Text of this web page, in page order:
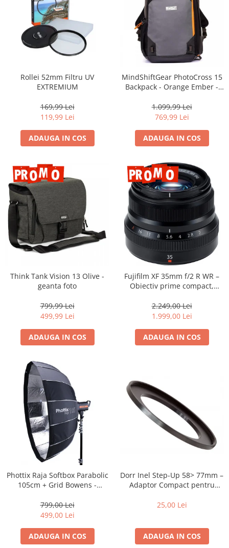
Camere Video Cinematice
Camere video de actiune
Accesorii camere video de actiune
Accesorii drone
Acumulatori camere video
Lampi video
Stabilizatoare (Gimbal) / Steady
Huse Protectie / Ploaie camere
Camere Video Cinematice
Drone
Slider
Camere Video Compacte
Trepiede si monopiede
Trepiede foto
Trepied / Monopied Carbon
webcam-uri
Cap trepied si monopied
Placute cap trepied
Huse trepied / stativ lumini
Sina Focus pentru Macro
Accesorii trepiede si monopiede
Selfie Stick
Studio/Lumini si accesorii
Blitz-uri studio
Blitz-uri mobile, cu acumulatori
Accesorii Blitz-uri studio
Lampi lumina continua
Stative/boom-uri pentru lumini
Rollei 52mm Filtru UV
EXTREMIUM
169,99 Lei
119,99 Lei
ADAUGA IN COS
MindShiftGear PhotoCross 15
Backpack - Orange Ember -
1.099,99 Lei
769,99 Lei
ADAUGA IN COS
Think Tank Vision 13 Olive -
geanta foto
799,99 Lei
499,99 Lei
ADAUGA IN COS
Fujifilm XF 35mm f/2 R WR –
Obiectiv prime compact,
intemperii pentru fotografie
de zi cu zi
2.249,00 Lei
1.999,00 Lei
ADAUGA IN COS
Phottix Raja Softbox Parabolic
105cm + Grid Bowens -
799,00 Lei
499,00 Lei
ADAUGA IN COS
Dorr Inel Step-Up 58> 77mm –
Adaptor Compact pentru
25,00 Lei
ADAUGA IN COS